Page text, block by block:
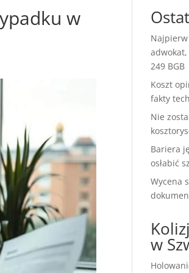
w
249 BGB
Koszt
fakty
Nie
Bariera
osłabić
Wycena
w